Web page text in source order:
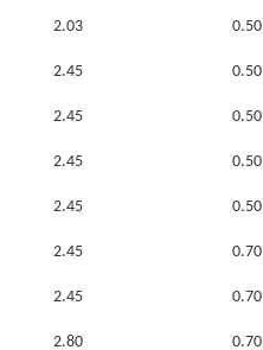
2.03 0.50
2.45 0.50
2.45 0.50
2.45 0.50
2.45 0.50
2.45 0.70
2.45 0.70
2.80 0.70